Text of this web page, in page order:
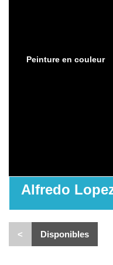
Peinture en couleur
Alfredo
< Disponibles